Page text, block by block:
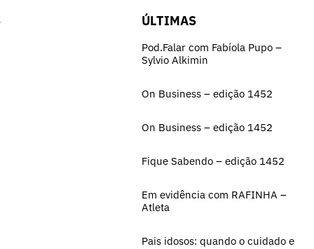
ÚLTIMAS
Pod.Falar com Fabíola Pupo –
Sylvio Alkimin
On Business – edição 1452
On Business – edição 1452
Fique Sabendo – edição 1452
Em evidência com RAFINHA –
Atleta
Pais idosos: quando o cuidado e